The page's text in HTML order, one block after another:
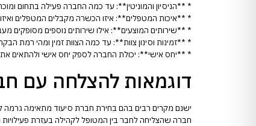
* **הניסיון והמוניטין**: עד כמה החברה פעילה בתחום
* **איכות המטפלים**: איזו הכשרה מקבלים המטפלים
* **שירותים המוצעים**: אילו שירותים נוספים מסופקים
* **זמינות וסינון צוות**: עד כמה הצוות זמין ומהי רמת
* **יחס אישי**: יכולת החברה לספק יחס אישי ולהתאים את
דוגמאות להצלחה עם
ישנם מקרים רבים בהם בחירת חברת סיעוד מתאימה גרמה
חברה שהצליחה לחבר בין המטופל לקהילה בעזרת